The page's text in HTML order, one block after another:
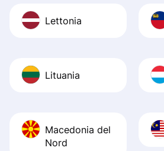
Lettonia
Lituania
Macedonia del
Nord